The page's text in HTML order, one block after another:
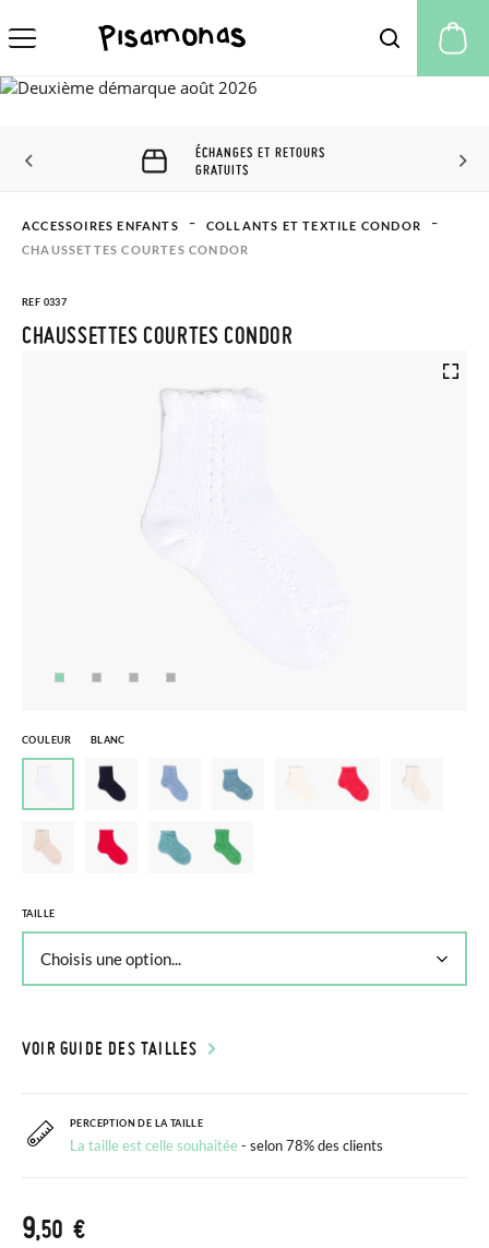
ÉCHANGES ET RETOURS
GRATUITS
ACCESSOIRES ENFANTS
COLLANTS ET TEXTILE CONDOR
CHAUSSETTES COURTES CONDOR
REF 0337
CHAUSSETTES COURTES CONDOR
COULEUR BLANC
TAILLE
VOIR GUIDE DES TAILLES
PERCEPTION DE LA TAILLE
La taille est celle souhaitée- selon 78% des clients
9,50 €